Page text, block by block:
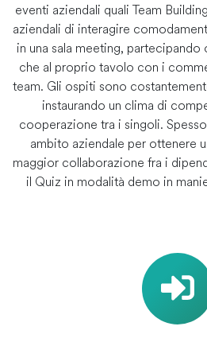
eventi aziendali quali Team
aziendali di interagire
in una sala meeting,
che al proprio tavolo con i
team. Gli ospiti sono
instaurando un clima di
cooperazione tra i singoli.
ambito aziendale per ottenere
maggior collaborazione fra i
il Quiz in modalità demo in